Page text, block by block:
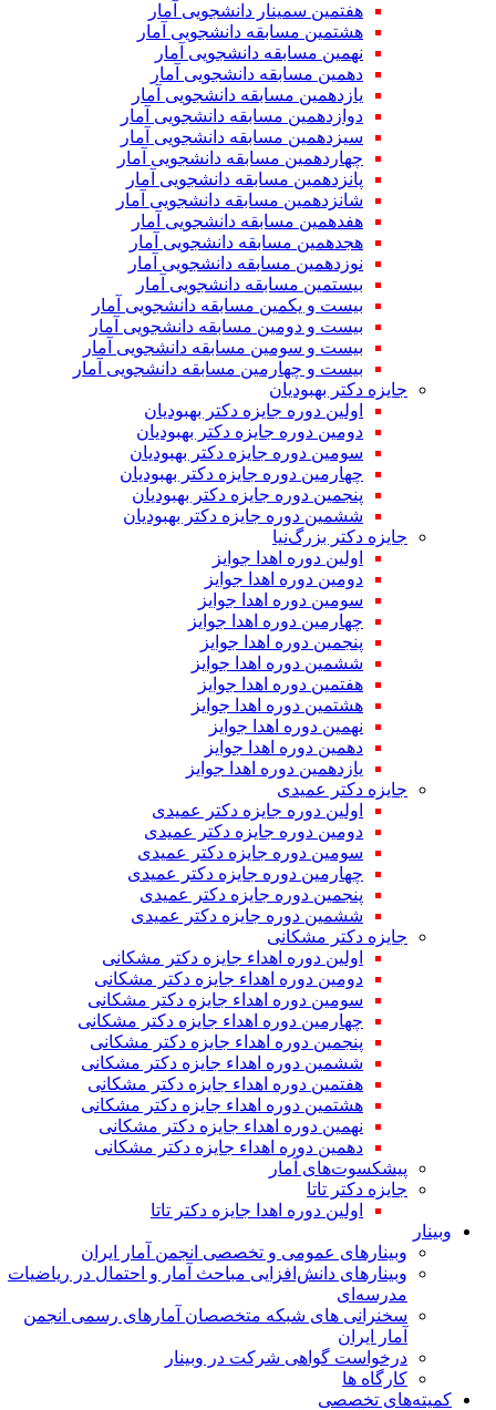
هفتمین سمینار دانشجویی آمار
هشتمین مسابقه دانشجویی آمار
نهمین مسابقه دانشجویی آمار
دهمین مسابقه دانشجویی آمار
یازدهمین مسابقه دانشجویی آمار
دوازدهمین مسابقه دانشجویی آمار
سیزدهمین مسابقه دانشجویی آمار
چهاردهمین مسابقه دانشجویی آمار
پانزدهمین مسابقه دانشجویی آمار
شانزدهمین مسابقه دانشجویی آمار
هفدهمین مسابقه دانشجویی آمار
هجدهمین مسابقه دانشجویی آمار
نوزدهمین مسابقه دانشجویی آمار
بیستمین مسابقه دانشجویی آمار
بیست و یکمین مسابقه دانشجویی آمار
بیست و دومین مسابقه دانشجویی آمار
بیست و سومین مسابقه دانشجویی آمار
بیست و چهارمین مسابقه دانشجویی آمار
جایزه دکتر بهبودیان
اولین دوره جایزه دکتر بهبودیان
دومین دوره جایزه دکتر بهبودیان
سومین دوره جایزه دکتر بهبودیان
چهارمین دوره جایزه دکتر بهبودیان
پنجمین دوره جایزه دکتر بهبودیان
ششمین دوره جایزه دکتر بهبودیان
جایزه دکتر بزرگ‌نیا
اولین دوره اهدا جوایز
دومین دوره اهدا جوایز
سومین دوره اهدا جوایز
چهارمین دوره اهدا جوایز
پنجمین دوره اهدا جوایز
ششمین دوره اهدا جوایز
هفتمین دوره اهدا جوایز
هشتمین دوره اهدا جوایز
نهمین دوره اهدا جوایز
دهمین دوره اهدا جوایز
یازدهمین دوره اهدا جوایز
جایزه دکتر عمیدی
اولین دوره جایزه دکتر عمیدی
دومین دوره جایزه دکتر عمیدی
سومین دوره جایزه دکتر عمیدی
چهارمین دوره جایزه دکتر عمیدی
پنجمین دوره جایزه دکتر عمیدی
ششمین دوره جایزه دکتر عمیدی
جایزه دکتر مشکانی
اولین دوره اهداء جایزه دکتر مشکانی
دومین دوره اهداء جایزه دکتر مشکانی
سومین دوره اهداء جایزه دکتر مشکانی
چهارمین دوره اهداء جایزه دکتر مشکانی
پنجمین دوره اهداء جایزه دکتر مشکانی
ششمین دوره اهداء جایزه دکتر مشکانی
هفتمین دوره اهداء جایزه دکتر مشکانی
هشتمین دوره اهداء جایزه دکتر مشکانی
نهمین دوره اهداء جایزه دکتر مشکانی
دهمین دوره اهداء جایزه دکتر مشکانی
پیشکسوت‌های آمار
جایزه دکتر تاتا
اولین دوره اهدا جایزه دکتر تاتا
وبینار
وبینارهای عمومی و تخصصی انجمن آمار ایران
وبینارهای دانش‌افزایی مباحث آمار و احتمال در ریاضیات
مدرسه‌ای
سخنرانی های شبکه متخصصان آمارهای رسمی انجمن
آمار ایران
درخواست گواهی شرکت در وبینار
کارگاه ها
کمیته‌های تخصصی